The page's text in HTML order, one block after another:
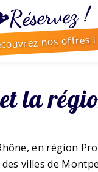
!
nos offres !
la
en région
villes de